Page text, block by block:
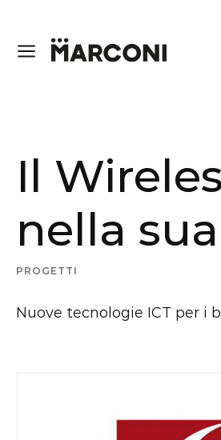
Il
nella
PROGETTI
Nuove tecnologie ICT per i